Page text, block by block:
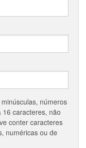
números
caracteres, não
conter caracteres
numéricas ou de